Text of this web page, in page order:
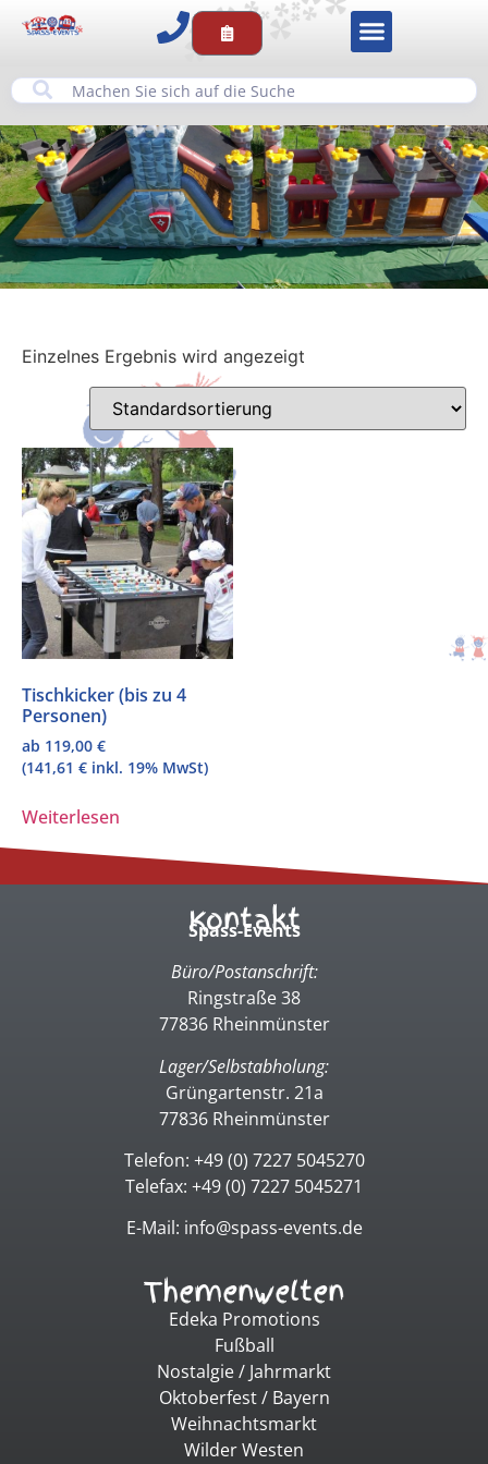
Einzelnes Ergebnis wird angezeigt
Tischkicker (bis zu 4
Personen)
ab 119,00 €
(141,61 € inkl. 19% MwSt)
Weiterlesen
Kontakt
Spass-Events
Büro/Postanschrift:
Ringstraße 38
77836 Rheinmünster
Lager/Selbstabholung:
Grüngartenstr. 21a
77836 Rheinmünster
Telefon: +49 (0) 7227 5045270
Telefax: +49 (0) 7227 5045271
E-Mail: info@spass-events.de
Themenwelten
Edeka Promotions
Fußball
Nostalgie / Jahrmarkt
Oktoberfest / Bayern
Weihnachtsmarkt
Wilder Westen